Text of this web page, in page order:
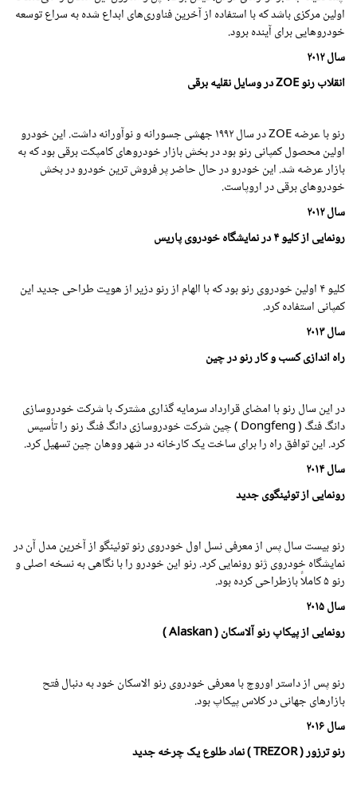
اولین مرکزی باشد که با استفاده از آخرین فناوری‌های ابداع شده به سراع توسعه
خودروهایی برای آینده برود.
سال۲۰۱۲
انقلابرنو ZOE در وسایل نقلیه برقی
رنو با عرضه ZOE در سال ۱۹۹۲جهشی جسورانه و نوآورانه داشت. این خودرو
اولین محصول کمپانی رنو بود در بخش بازار خودروهای کامپکت برقی بود که به
بازار عرضه شد. این خودرو در حال حاضر پر فروش ترین خودرو در بخش
خودروهای برقی در اروپاست.
سال۲۰۱۲
رونمایی از کلیو ۴ در نمایشگاه خودروی پاریس
کلیو ۴ اولین خودروی رنو بود که با الهام از رنو دزیر از هویت طراحی جدید این
کمپانی استفاده کرد.
سال۲۰۱۳
راه اندازی کسب و کار رنو در چین
در این سال رنو با امضای قرارداد سرمایه گذاری مشترک با شرکت خودروسازی
دانگ فنگ ( Dongfeng ) چین شرکت خودروسازی دانگ فنگ رنو را تأسیس
کرد. این توافق راه را برای ساخت یک کارخانه در شهر ووهان چین تسهیل کرد.
سال۲۰۱۴
رونمایی از توئینگوی جدید
رنو بیست سال پس از معرفی نسل اول خودروی رنو توئینگو از آخرین مدل آن در
نمایشگاه خودروی ژنو رونمایی کرد. رنو این خودرو را با نگاهی به نسخه اصلی و
رنو ۵ کاملاً بازطراحی کرده بود.
سال۲۰۱۵
رونمایی از پیکاپ رنو آلاسکان ( Alaskan )
رنو پس از داستر اوروچ با معرفی خودروی رنو الاسکان خود به دنبال فتح
بازارهای جهانی در کلاس پیکاپ بود.
سال۲۰۱۶
رنو ترزور ( TREZOR )
نماد طلوع یک چرخه جدید